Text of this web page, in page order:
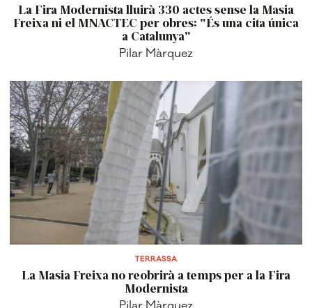
La Fira Modernista lluirà 330 actes sense la Masia
Freixa ni el MNACTEC per obres: "És una cita única
a Catalunya"
Pilar Màrquez
TERRASSA
La Masia Freixa no reobrirà a temps per a la Fira
Modernista